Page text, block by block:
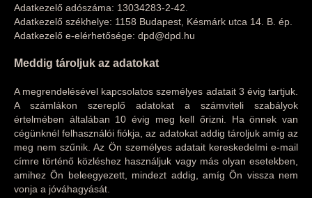
Adatkezelő adószáma: 13034283-2-42.
Adatkezelő székhelye: 1158 Budapest, Késmárk utca 14. B. ép.
Adatkezelő e-elérhetősége: dpd@dpd.hu
Meddig tároljuk az adatokat
A megrendelésével kapcsolatos személyes adatait 3 évig tartjuk.
A számlákon szereplő adatokat a számviteli szabályok
értelmében általában 10 évig meg kell őrizni. Ha önnek van
cégünknél felhasználói fiókja, az adatokat addig tároljuk amíg az
meg nem szűnik. Az Ön személyes adatait kereskedelmi e-mail
címre történő közléshez használjuk vagy más olyan esetekben,
amihez Ön beleegyezett, mindezt addig, amíg Ön vissza nem
vonja a jóváhagyását.